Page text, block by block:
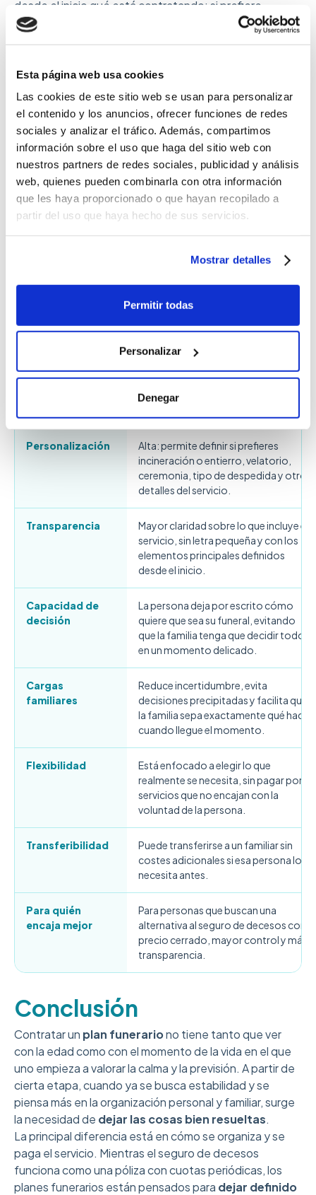
Esta página web usa cookies
Las cookies de este sitio web se usan para personalizar
el contenido y los anuncios, ofrecer funciones de redes
sociales y analizar el tráfico. Además, compartimos
información sobre el uso que haga del sitio web con
nuestros partners de redes sociales, publicidad y análisis
web, quienes pueden combinarla con otra información
que les haya proporcionado o que hayan recopilado a
partir del uso que haya hecho de sus servicios.
Mostrar detalles
Permitir todas
Personalizar
Denegar
desde el inicio qué está contratando: si prefiere
incineración o entierro
velatorio,
ceremonia, féretro ecológico o premium, urna, trámites
una mayor personalización y evita que la familia tenga
que improvisar decisiones en un momento
emocionalmente complejo.
Planes funerarios de Pazy
Qué es
servicio funerario con antelación,
eligiendo los servicios que quieres
incluir y conociendo el precio desde el
Forma de pago
Pago único o cuotas fijas hasta un
máximo de 10 años, sin intereses y
Permite controlar mejor el gasto
cuánto cuesta el servicio y cuándo
terminarás de pagarlo. No existen
Personalización
Alta: permite definir si prefieres
incineración o entierro, velatorio,
ceremonia, tipo de despedida y otros
detalles del servicio.
Transparencia
Mayor claridad sobre lo que incluye el
servicio, sin letra pequeña y con los
elementos principales definidos
desde el inicio.
Capacidad de
decisión
La persona deja por escrito cómo
quiere que sea su funeral, evitando
que la familia tenga que decidir todo
en un momento delicado.
Cargas
familiares
Reduce incertidumbre, evita
decisiones precipitadas y facilita que
la familia sepa exactamente qué hacer
cuando llegue el momento.
Flexibilidad
Está enfocado a elegir lo que
realmente se necesita, sin pagar por
servicios que no encajan con la
voluntad de la persona.
Transferibilidad
Puede transferirse a un familiar sin
costes adicionales si esa persona lo
necesita antes.
Para quién
encaja mejor
Para personas que buscan una
alternativa al seguro de decesos con
precio cerrado, mayor control y más
transparencia.
Conclusión
Contratar un plan funerariono tiene tanto que ver
con la edad como con el momento de la vida en el que
uno empieza a valorar la calma y la previsión. A partir de
cierta etapa, cuando ya se busca estabilidad y se
piensa más en la organización personal y familiar, surge
la necesidad de dejar las cosas bien resueltas.
La principal diferencia está en cómo se organiza y se
paga el servicio. Mientras el seguro de decesos
funciona como una póliza con cuotas periódicas, los
planes funerarios están pensados para dejar definido